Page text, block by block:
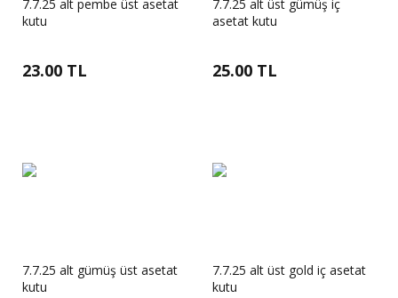
7.7.25 alt pembe üst asetat
kutu
23.00 TL
7.7.25 alt üst gümüş iç
asetat kutu
25.00 TL
7.7.25 alt gümüş üst asetat
kutu
7.7.25 alt üst gold iç asetat
kutu